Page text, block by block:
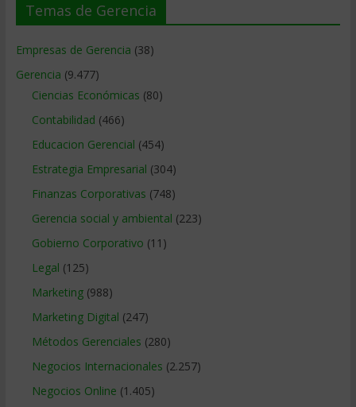
Temas de Gerencia
Empresas de Gerencia (38)
Gerencia (9.477)
Ciencias Económicas (80)
Contabilidad (466)
Educacion Gerencial (454)
Estrategia Empresarial (304)
Finanzas Corporativas (748)
Gerencia social y ambiental (223)
Gobierno Corporativo (11)
Legal (125)
Marketing(988)
Marketing Digital (247)
Métodos Gerenciales (280)
Negocios Internacionales (2.257)
Negocios Online (1.405)